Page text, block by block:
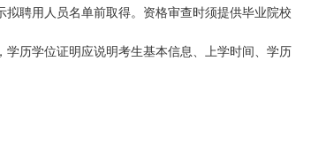
聘用人员名单前取得。资格审查时须提供毕业院校
历学位证明应说明考生基本信息、上学时间、学历